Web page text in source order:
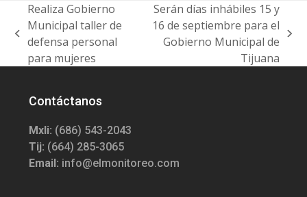
previous
post:
Realiza Gobierno
Municipal taller de
defensa personal
para mujeres
next
Serán días inhábiles 15 y
16 de septiembre para el
Gobierno Municipal de
Tijuana
Contáctanos
Mxli: (686) 543-2043
Tij: (664) 285-3065
Email: info@elmonitoreo.com